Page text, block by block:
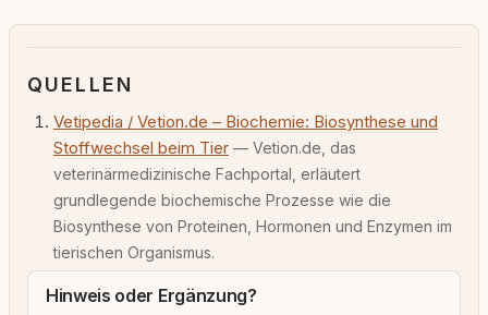
QUELLEN
Vetipedia / Vetion.de – Biochemie: Biosynthese und
Stoffwechsel beim Tier — Vetion.de, das
veterinärmedizinische Fachportal, erläutert
grundlegende biochemische Prozesse wie die
Biosynthese von Proteinen, Hormonen und Enzymen im
tierischen Organismus.
Hinweis oder Ergänzung?